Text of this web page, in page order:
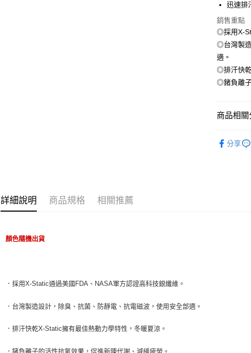
街口支付
悠遊付
AFTEE先
相關說明
【關於「
便利好安
３．安心
１．於結
付」結帳
ATM付款
每筆
迅速排
銷售重點
◎採用X-
◎台灣製
適。
◎排汗快
◎鍺負離
商品相關
分享
詳細說明 商品規格 相關推薦
顏色隨機出貨
．採用X-Static通過美國FDA、NASA軍方認證高科技銀纖維。
． 台灣製造設計，除臭、抗菌、防靜電、抗電磁波，使用安全部適。
．排汗快乾X-Static擁有最佳熱動力學特性，冬暖夏涼。
．鍺負離子的活性抗氧效果，促進新陳代謝、減緩疲勞。